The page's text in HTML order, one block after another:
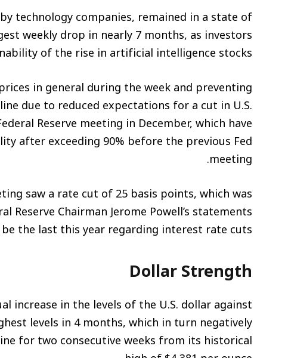
technology companies, remained in a state of
weekly drop in nearly 7 months, as investors
of the rise in artificial intelligence stocks.
in general during the week and preventing
due to reduced expectations for a cut in U.S.
Reserve meeting in December, which have
after exceeding 90% before the previous Fed
meeting.
saw a rate cut of 25 basis points, which was
Reserve Chairman Jerome Powell’s statements
the last this year regarding interest rate cuts.
Dollar Strength
increase in the levels of the U.S. dollar against
levels in 4 months, which in turn negatively
for two consecutive weeks from its historical